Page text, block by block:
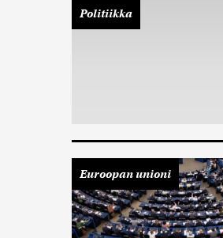
Politiikka
Euroopan unioni